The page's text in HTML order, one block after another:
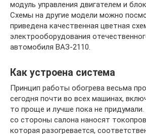
модуль управления двигателем и
Схемы на другие модели можно
приведена качественная цветная
электрооборудования
автомобиля ВАЗ-2110.
Как устроена система
Принцип работы обогрева весьма
сегодня почти во всех машинах,
то проще и лучше пока не
со стороны салона наносят
которая разогревается,